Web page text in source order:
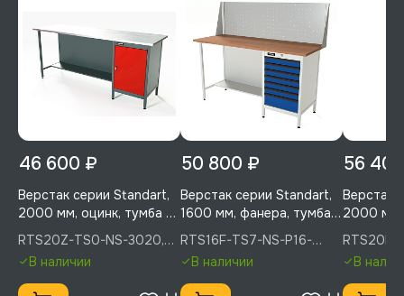
46 600 ₽
Верстак серии Standart,
2000 мм, оцинк, тумба с
дверью, красный RAL
3020, RUNTEC, RTS20Z-
TS0-NS-3020
RTS20Z-TS0-NS-3020,
RUNTEC
В наличии
50 800 ₽
Верстак серии Standart,
1600 мм, фанера, тумба с
7-ю ящиками, экран 500,
синий (светло-серый) RAL
5005 (7035), RUNTEC,
RTS16F-TS7-NS-P16-
RTS16F-TS7-NS-P16-
5005(7035), RUNTEC
В наличии
56
Верстак
2000 мм,
с 6-ю
500,
NS-P20-
RTS20F-
5005,
В